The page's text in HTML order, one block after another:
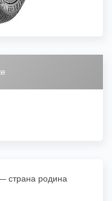
страна родина